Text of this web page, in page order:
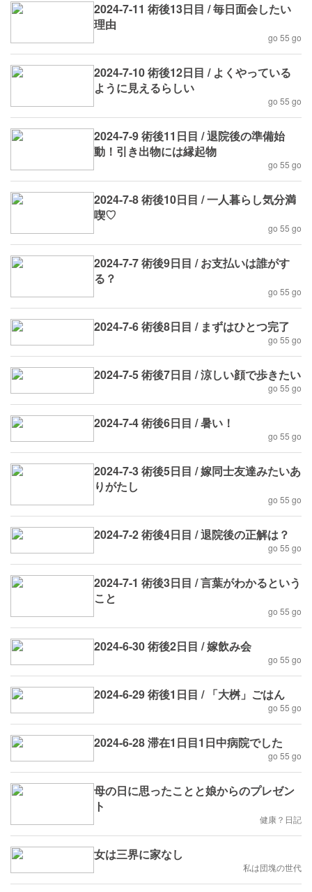
2024-7-11 術後13日目 / 毎日面会したい
理由
go 55 go
2024-7-10 術後12日目 / よくやっている
ように見えるらしい
go 55 go
2024-7-9 術後11日目 / 退院後の準備始
動！引き出物には縁起物
go 55 go
2024-7-8 術後10日目 / 一人暮らし気分満
喫♡
go 55 go
2024-7-7 術後9日目 / お支払いは誰がす
る？
go 55 go
2024-7-6 術後8日目 / まずはひとつ完了
go 55 go
2024-7-5 術後7日目 / 涼しい顔で歩きたい
go 55 go
2024-7-4 術後6日目 / 暑い！
go 55 go
2024-7-3 術後5日目 / 嫁同士友達みたいあ
りがたし
go 55 go
2024-7-2 術後4日目 / 退院後の正解は？
go 55 go
2024-7-1 術後3日目 / 言葉がわかるという
こと
go 55 go
2024-6-30 術後2日目 / 嫁飲み会
go 55 go
2024-6-29 術後1日目 / 「大桝」ごはん
go 55 go
2024-6-28 滞在1日目1日中病院でした
go 55 go
母の日に思ったことと娘からのプレゼン
ト
健康？日記
女は三界に家なし
私は団塊の世代